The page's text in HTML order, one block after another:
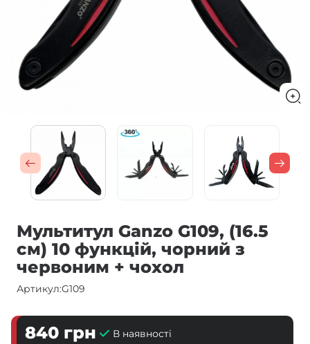
Мультитул Ganzo G109, (16.5
см) 10 функцій, чорний з
червоним + чохол
Артикул:G109
840 грн В наявності